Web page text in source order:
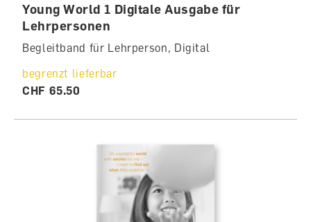
Young World 1 Digitale Ausgabe für
Lehrpersonen
Begleitband für Lehrperson, Digital
begrenzt lieferbar
CHF 65.50